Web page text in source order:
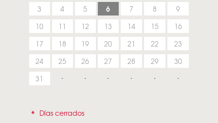
3
4 5 6 7 8
9
10
11 12 13 14 15
16
17
18 19 20 21 22
23
24
25 26 27 28 29
30
31
* Días cerrados